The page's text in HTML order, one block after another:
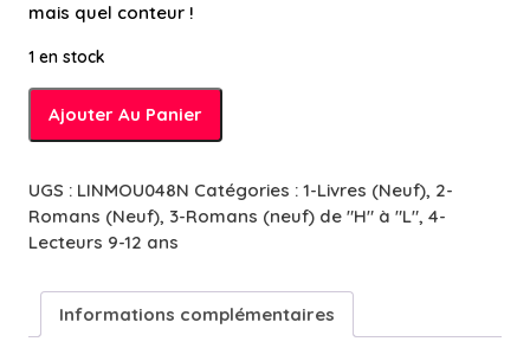
mais quel conteur !
1 en stock
quantité
de
l'oreille
coupée
-
Ajouter Au Panier
UGS : LINMOU048N Catégories : 1-Livres (Neuf), 2-
Romans (Neuf), 3-Romans (neuf) de "H" à "L", 4-
Lecteurs 9-12 ans
Informations complémentaires